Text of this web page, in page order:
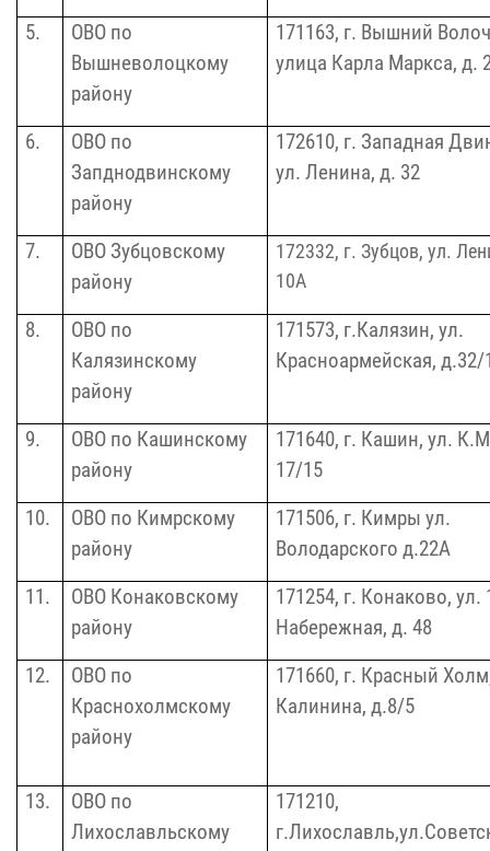
5.
ОВО по
Вышневолоцкому
району
171163, г. Вышний
улица Карла Маркса, д.
6.
ОВО по
Запднодвинскому
району
172610, г. Западная
ул.Ленина, д. 32
7.
ОВО Зубцовскому
району
172332, г. Зубцов, ул.
10А
8.
ОВО по
Калязинскому
району
171573, г.Калязин, ул.
Красноармейская,д.32/
9.
ОВО по Кашинскому
району
171640, г. Кашин,ул. К
17/15
10.
ОВО по Кимрскому
району
171506, г. Кимры ул.
Володарского д.22А
11.
ОВО Конаковскому
району
171254, г. Конаково, ул.
Набережная, д.48
12.
ОВО по
Краснохолмскому
району
171660, г. Красный
Калинина,д.8/5
13.
ОВО по
Лихославльскому
171210,
г.